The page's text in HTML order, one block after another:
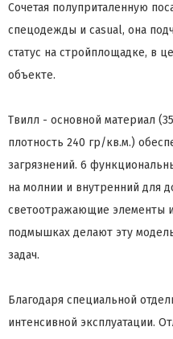
Сочетая полуприталенную
спецодежды и casual, она
статус на стройплощадке, в
объекте.
Твилл - основной материал
плотность 240 гр/кв.м.)
загрязнений. 6
на молнии и внутренний для
светоотражающие элементы
подмышках делают эту
задач.
Благодаря специальной
интенсивной эксплуатации.